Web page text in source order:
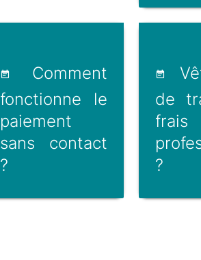
Comment
fonctionne le
paiement
sans contact
?
de
frais
?